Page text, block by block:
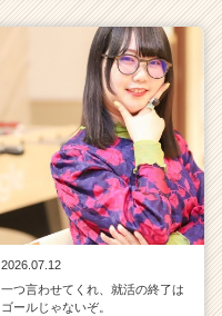
2026.07.12
一つ言わせてくれ、就活の終了は
ゴールじゃないぞ。